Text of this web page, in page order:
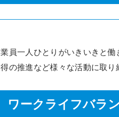
員一人ひとりがいきいきと
の推進など様々な活動に取り
ワークライフバラ